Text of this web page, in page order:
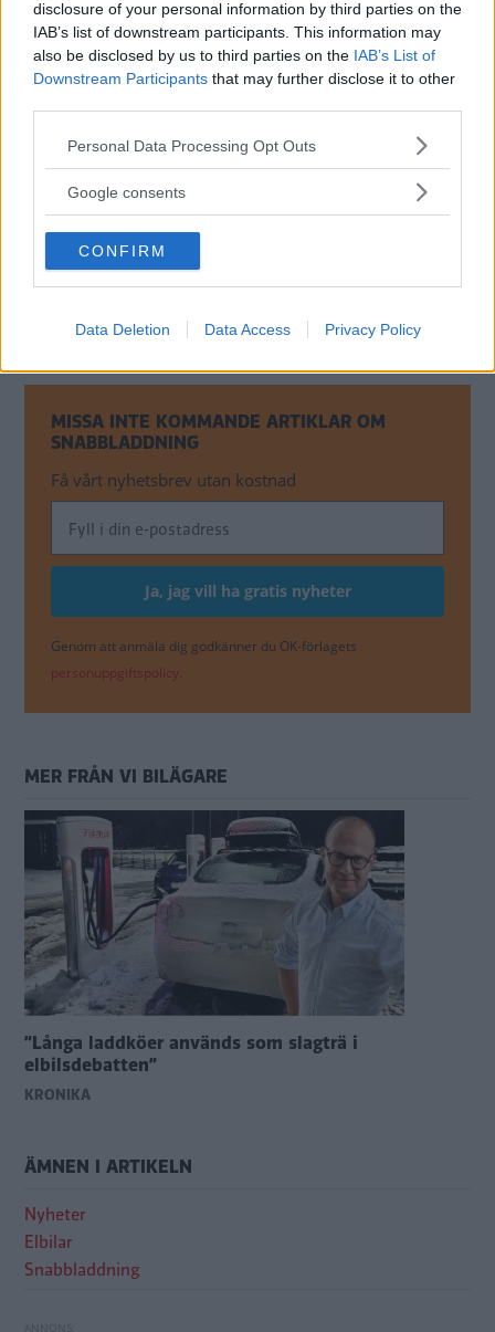
disclosure of your personal information by third parties on the
IAB’s list of downstream participants. This information may
also be disclosed by us to third parties on the IAB’s List of
Downstream Participants that may further disclose it to other
Please note that this website/app uses one or more Google
not limited to your visit or usage behaviour. You may click to
use your data for below specified purposes in below Google
consent section.
Personal Data Processing Opt Outs
Google consents
CONFIRM
Data Deletion Data Access Privacy Policy
samhällsplanerare på Trafikverket, till tidningen.
Polisen ansvararför att övervaka trafiken och en patrull
åkte till platsen när kön var som längst. Men eftersom det
inte fanns någonstans att hänvisa bilisterna gjordes
Inte heller Trafikverket kan göra något åt saken, enligt
Christina Hjorth.
– Det här är en illa vald plats för laddstationerna, som
borde ha planerats bättre. Det som hände nu i helgen
säger kommunpolisen Rickard Sandbäck till Falu-Kuriren.
MISSA INTE KOMMANDE ARTIKLAR OM
SNABBLADDNING
Få vårt nyhetsbrev utan kostnad
Genom att anmäla dig godkänner du OK-förlagets
personuppgiftspolicy.
MER FRÅN VI BILÄGARE
”Långa laddköer används som slagträ i
elbilsdebatten”
KRÖNIKA
ÄMNEN I ARTIKELN
Nyheter
Elbilar
Snabbladdning